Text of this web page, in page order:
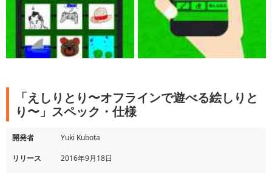
「えしりとり〜オフラインで遊べる絵しりと
り〜」スペック・仕様
開発者
Yuki Kubota
リリース
2016年9月18日